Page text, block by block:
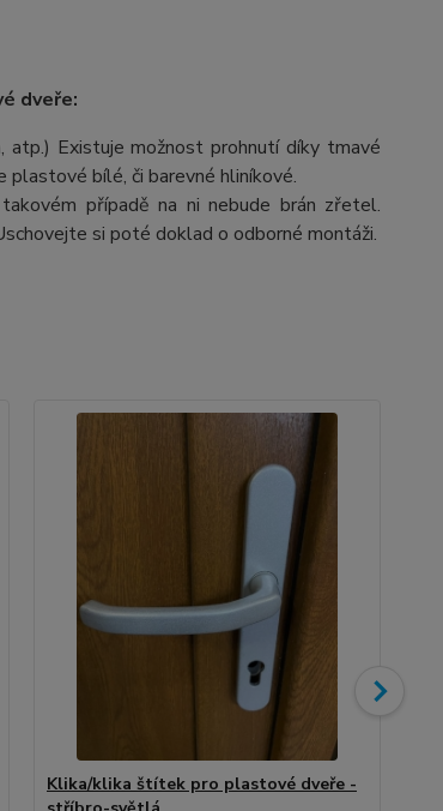
dveře:
Existuje možnost prohnutí díky tmavé
plastové bílé, či barevné hliníkové.
případě na ni nebude brán zřetel.
si poté doklad o odborné montáži.
Klika/klika štítek pro plastové dveře -